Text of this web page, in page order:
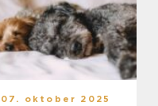
07. oktober 2025